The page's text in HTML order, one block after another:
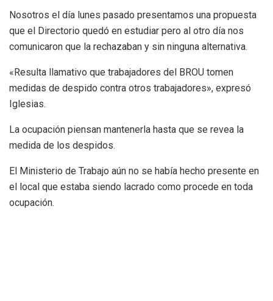
Nosotros el día lunes pasado presentamos una propuesta
que el Directorio quedó en estudiar pero al otro día nos
comunicaron que la rechazaban y sin ninguna alternativa.
«Resulta llamativo que trabajadores del BROU tomen
medidas de despido contra otros trabajadores», expresó
Iglesias.
La ocupación piensan mantenerla hasta que se revea la
medida de los despidos.
El Ministerio de Trabajo aún no se había hecho presente en
el local que estaba siendo lacrado como procede en toda
ocupación.